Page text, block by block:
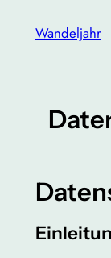
InhaltWandeljahr